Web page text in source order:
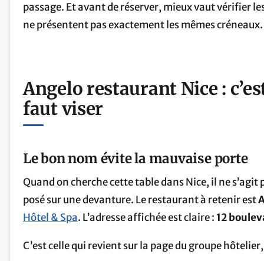
passage. Et avant de réserver, mieux vaut vérifier
ne présentent pas exactement les mêmes créneaux.
Angelo restaurant Nice :
faut viser
Le bon nom évite la mauvaise porte
Quand on cherche cette table dans Nice, il ne s’agit
posé sur une devanture. Le restaurant à retenir est
Hôtel & Spa. L’adresse affichée est claire : 12
C’est celle qui revient sur la page du groupe